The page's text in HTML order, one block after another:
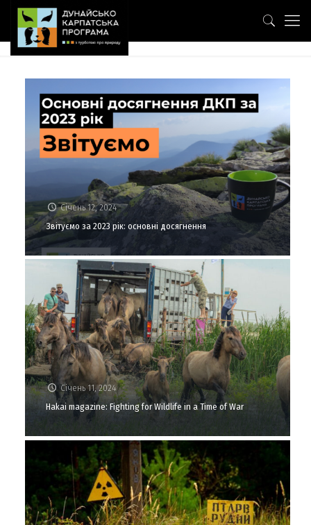
Січень 12, 2024
Звітуємо за 2023 рік: основні досягнення
Січень 11, 2024
Hakai magazine: Fighting for Wildlife in a Time of War